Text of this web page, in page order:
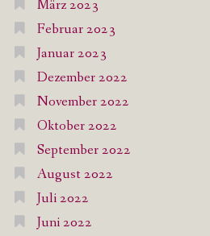
März 2023
Februar 2023
Januar 2023
Dezember 2022
November 2022
Oktober 2022
September 2022
August 2022
Juli 2022
Juni 2022